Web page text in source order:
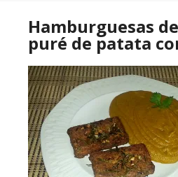
Hamburguesas
puré de patata